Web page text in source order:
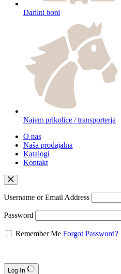
Darilni boni
Najem prikolice / transporterja
O nas
Naša prodajalna
Katalogi
Kontakt
Username or Email Address
Password
Remember Me Forgot Password?
Log In